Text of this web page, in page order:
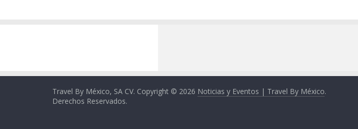
Travel By México, SA CV. Copyright © 2026 Noticias y Eventos | Travel By México.
Derechos Reservados.